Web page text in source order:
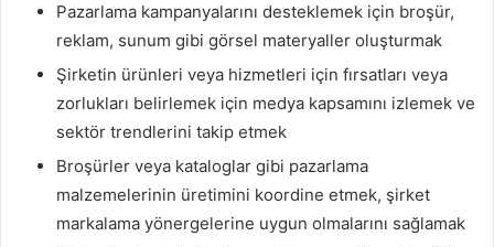
Pazarlama kampanyalarını desteklemek için broşür,
reklam, sunum gibi görsel materyaller oluşturmak
Şirketin ürünleri veya hizmetleri için fırsatları veya
zorlukları belirlemek için medya kapsamını izlemek ve
sektör trendlerini takip etmek
Broşürler veya kataloglar gibi pazarlama
malzemelerinin üretimini koordine etmek, şirket
markalama yönergelerine uygun olmalarını sağlamak